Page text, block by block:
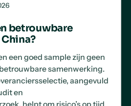
betrouwbare
een goed sample zijn geen
samenwerking.
aangevuld
en
helpt om risico’s op tijd